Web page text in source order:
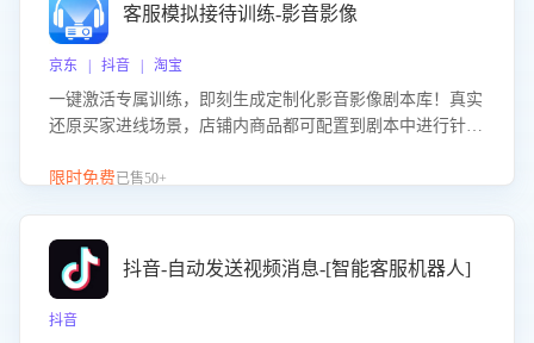
客服模拟接待训练-影音影像
京东 | 抖音 | 淘宝
一键激活专属训练，即刻生成定制化影音影像剧本库！真实
还原买家进线场景，店铺内商品都可配置到剧本中进行针对
击 “立即开通”，快速获取影音影像类目剧本，一键开启客服
限时免费已售50+
抖音-自动发送视频消息-[智能客服机器人]
抖音